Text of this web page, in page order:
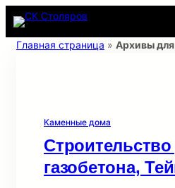
Перейти
содержимому
Главная страница » Архивы
Каменные дома
газобетона,